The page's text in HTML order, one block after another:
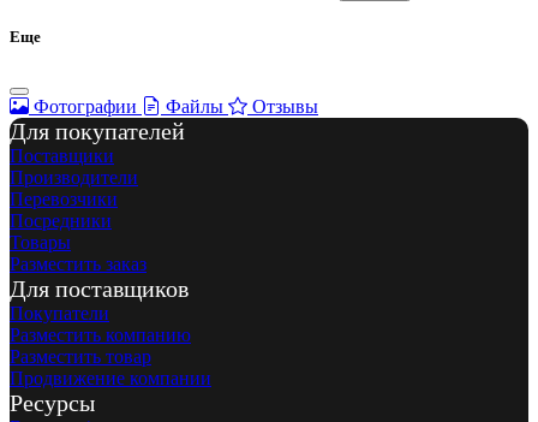
Еще
Фотографии Файлы Отзывы
Для покупателей
Поставщики
Производители
Перевозчики
Посредники
Товары
Разместить заказ
Для поставщиков
Покупатели
Разместить компанию
Разместить товар
Продвижение компании
Ресурсы